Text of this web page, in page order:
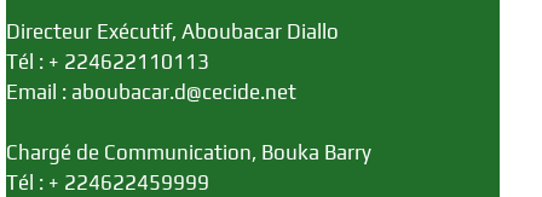
Directeur Exécutif, Aboubacar Diallo
Tél : + 224622110113
Email : aboubacar.d@cecide.net
Chargé de Communication, Bouka Barry
Tél : + 224622459999